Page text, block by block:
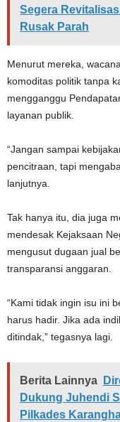
Segera
Rusak Parah
Menurut mereka,
komoditas politik tanpa
mengganggu
layanan publik.
“Jangan sampai
pencitraan, tapi
lanjutnya.
Tak hanya itu, dia juga
mendesak Kejaksaan
mengusut dugaan jual
transparansi anggaran.
“Kami tidak ingin isu ini
harus hadir. Jika ada
ditindak,” tegasnya lagi.
Berita Lainnya
Dukung Juhendi
Pilkades